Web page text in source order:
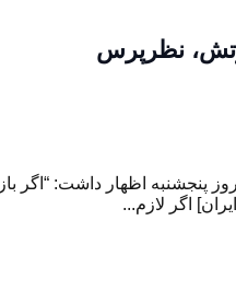
نظرپرس
اظهار داشت: “اگر
اگر لازم...